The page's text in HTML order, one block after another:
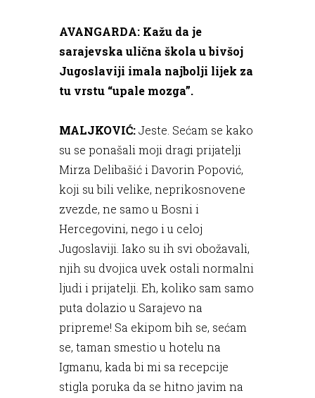
AVANGARDA: Kažu da je
sarajevska ulična škola u bivšoj
Jugoslaviji imala najbolji lijek za
tu vrstu “upale mozga”.
MALJKOVIĆ:Jeste. Sećam se kako
su se ponašali moji dragi prijatelji
Mirza Delibašić i Davorin Popović,
koji su bili velike, neprikosnovene
zvezde, ne samo u Bosni i
Hercegovini, nego i u celoj
Jugoslaviji. Iako su ih svi obožavali,
njih su dvojica uvek ostali normalni
ljudi i prijatelji. Eh, koliko sam samo
puta dolazio u Sarajevo na
pripreme! Sa ekipom bih se, sećam
se, taman smestio u hotelu na
Igmanu, kada bi mi sa recepcije
stigla poruka da se hitno javim na